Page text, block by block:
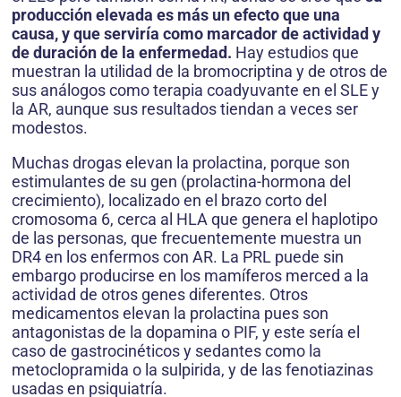
producción elevada es más un efecto que una
causa, y que serviría como marcador de actividad y
de duración de la enfermedad. Hay estudios que
muestran la utilidad de la bromocriptina y de otros de
sus análogos como terapia coadyuvante en el SLE y
la AR, aunque sus resultados tiendan a veces ser
modestos.
Muchas drogas elevan la prolactina, porque son
estimulantes de su gen (prolactina-hormona del
crecimiento), localizado en el brazo corto del
cromosoma 6, cerca al HLA que genera el haplotipo
de las personas, que frecuentemente muestra un
DR4 en los enfermos con AR. La PRL puede sin
embargo producirse en los mamíferos merced a la
actividad de otros genes diferentes. Otros
medicamentos elevan la prolactina pues son
antagonistas de la dopamina o PIF, y este sería el
caso de gastrocinéticos y sedantes como la
metoclopramida o la sulpirida, y de las fenotiazinas
usadas en psiquiatría.